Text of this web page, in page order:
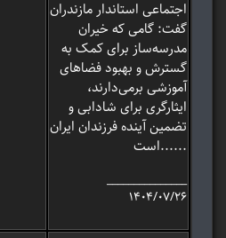
اجتماعی استاندار مازندران
گفت: گامی که خیران
مدرسه‌ساز برای کمک به
گسترش و بهبود فضاهای
آموزشی برمی‌دارند،
ایثارگری برای شادابی و
تضمین آینده فرزندان ایران
است......
_______________
۱۴۰۴/۰۷/۲۶